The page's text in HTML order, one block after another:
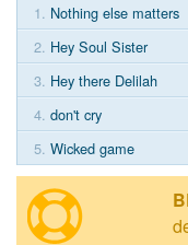
1. Nothing else matters
2. Hey Soul Sister
3. Hey there Delilah
4. don't cry
5. Wicked game